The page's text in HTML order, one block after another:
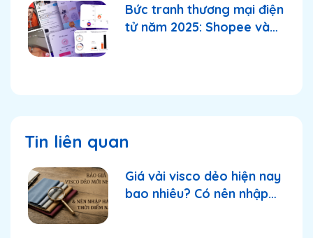
Bức tranh thương mại điện
tử năm 2025: Shopee và
Tin liên quan
Giá vải visco dẻo hiện nay
bao nhiêu? Có nên nhập